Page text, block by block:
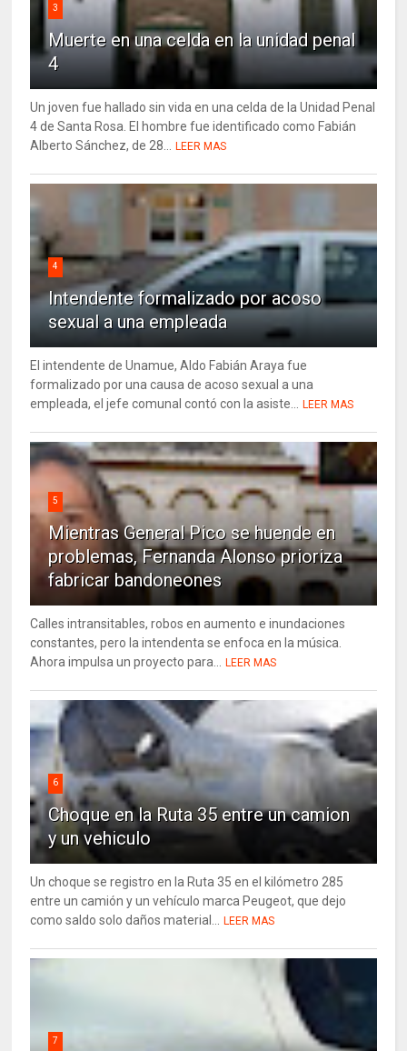
3
Muerte en una celda en la unidad penal
4
Un joven fue hallado sin vida en una celda de la Unidad Penal
4 de Santa Rosa. El hombre fue identificado como Fabián
Alberto Sánchez, de 28...
LEER MAS
4
Intendente formalizado por acoso
sexual a una empleada
El intendente de Unamue, Aldo Fabián Araya fue
formalizado por una causa de acoso sexual a una
empleada, el jefe comunal contó con la asiste...
LEER MAS
5
Mientras General Pico se huende en
problemas, Fernanda Alonso prioriza
fabricar bandoneones
Calles intransitables, robos en aumento e inundaciones
constantes, pero la intendenta se enfoca en la música.
Ahora impulsa un proyecto para...
LEER MAS
6
Choque en la Ruta 35 entre un camion
y un vehiculo
Un choque se registro en la Ruta 35 en el kilómetro 285
entre un camión y un vehículo marca Peugeot, que dejo
como saldo solo daños material...
LEER MAS
7